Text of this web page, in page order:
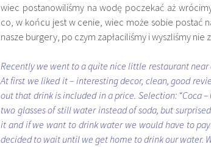
wiec postanowiliśmy na wodę poczekać aż
co, w końcu jest w cenie, wiec może sobie postać
nasze burgery, po czym zapłaciliśmy i wyszliśmy nie
Recently we went to a quite nice little restaurant near
At first we liked it – interesting decor, clean, good
out that drink is included in a price. Selection: “Coca –
two glasses of still water instead of soda, but
it and if we want to drink water we would have to
decided to wait until we get home to drink our water.